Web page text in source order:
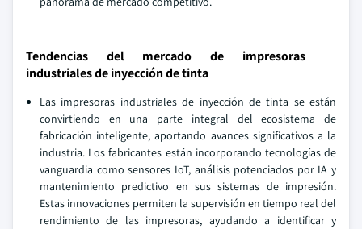
Tendencias del mercado de impresoras
industriales de inyección de tinta
Las impresoras industriales de inyección de tinta se están
convirtiendo en una parte integral del ecosistema de
fabricación inteligente, aportando avances significativos a la
industria. Los fabricantes están incorporando tecnologías de
vanguardia como sensores IoT, análisis potenciados por IA y
mantenimiento predictivo en sus sistemas de impresión.
Estas innovaciones permiten la supervisión en tiempo real del
rendimiento de las impresoras, ayudando a identificar y